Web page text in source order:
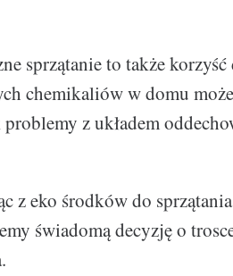
sprzątanie to także
chemikaliów w domu
z układem
z eko środków do
świadomą decyzję o